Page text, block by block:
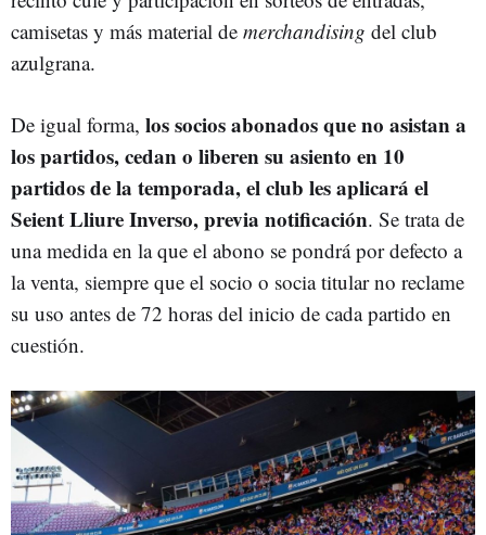
camisetas y más material de merchandising del club
azulgrana.
De igual forma, los socios abonados que no asistan a
los partidos, cedan o liberen su asiento en 10
partidos de la temporada, el club les aplicará el
Seient Lliure Inverso, previa notificación. Se trata de
una medida en la que el abono se pondrá por defecto a
la venta, siempre que el socio o socia titular no reclame
su uso antes de 72 horas del inicio de cada partido en
cuestión.